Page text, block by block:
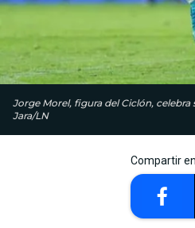
Jorge Morel, figura del Ciclón,
Jara/LN
Compartir